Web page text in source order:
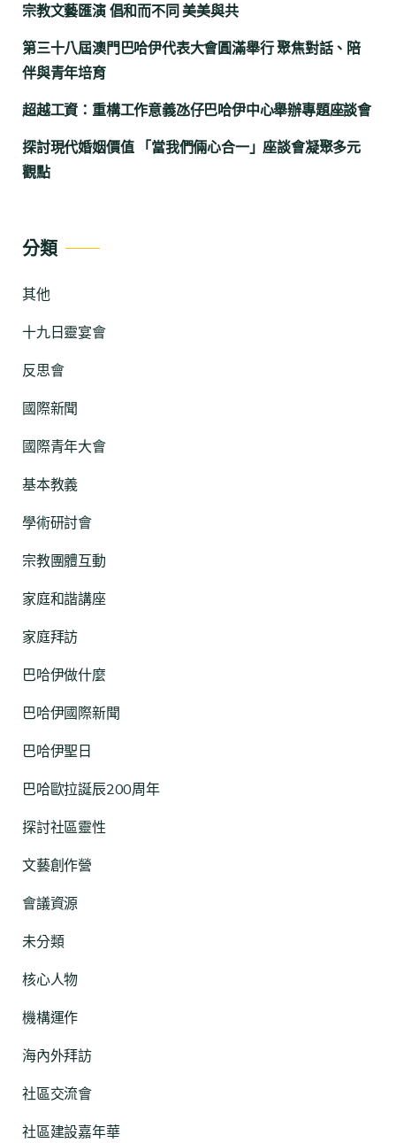
宗教文藝匯演 倡和而不同 美美與共
第三十八屆澳門巴哈伊代表大會圓滿舉行 聚焦對話、陪
伴與青年培育
超越工資：重構工作意義氹仔巴哈伊中心舉辦專題座談會
探討現代婚姻價值 「當我們倆心合一」座談會凝聚多元
觀點
分類
其他
十九日靈宴會
反思會
國際新聞
國際青年大會
基本教義
學術研討會
宗教團體互動
家庭和諧講座
家庭拜訪
巴哈伊做什麼
巴哈伊國際新聞
巴哈伊聖日
巴哈歐拉誕辰200周年
探討社區靈性
文藝創作營
會議資源
未分類
核心人物
機構運作
海內外拜訪
社區交流會
社區建設嘉年華